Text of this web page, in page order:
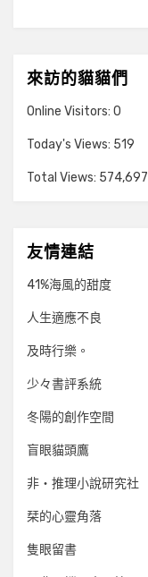
來訪的貓貓們
Online Visitors: 0
Today's Views: 519
Total Views: 574,697
友情連結
41%海風的甜度
人生適應不良
及時行樂。
少々書評系統
冬陽的創作空間
盲眼貓頭鷹
非‧推理小說研究社
栞的心靈角落
隻眼留書